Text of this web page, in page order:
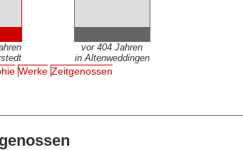
vor 404 Jahren
in Altenweddingen
Werke Zeitgenossen